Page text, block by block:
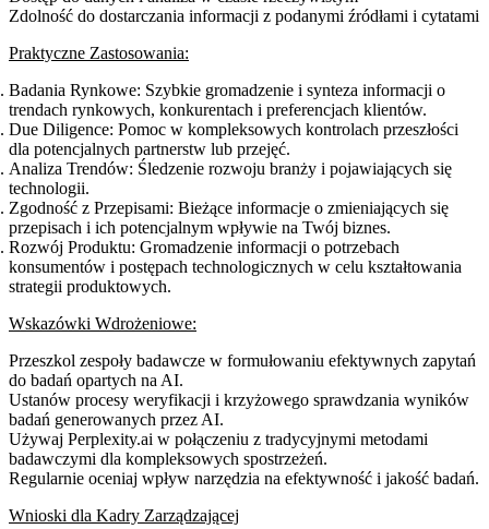
Zdolność do dostarczania informacji z podanymi źródłami i cytatami
Praktyczne Zastosowania:
Badania Rynkowe: Szybkie gromadzenie i synteza informacji o
trendach rynkowych, konkurentach i preferencjach klientów.
Due Diligence: Pomoc w kompleksowych kontrolach przeszłości
dla potencjalnych partnerstw lub przejęć.
Analiza Trendów: Śledzenie rozwoju branży i pojawiających się
technologii.
Zgodność z Przepisami: Bieżące informacje o zmieniających się
przepisach i ich potencjalnym wpływie na Twój biznes.
Rozwój Produktu: Gromadzenie informacji o potrzebach
konsumentów i postępach technologicznych w celu kształtowania
strategii produktowych.
Wskazówki Wdrożeniowe:
Przeszkol zespoły badawcze w formułowaniu efektywnych zapytań
do badań opartych na AI.
Ustanów procesy weryfikacji i krzyżowego sprawdzania wyników
badań generowanych przez AI.
Używaj Perplexity.ai w połączeniu z tradycyjnymi metodami
badawczymi dla kompleksowych spostrzeżeń.
Regularnie oceniaj wpływ narzędzia na efektywność i jakość badań.
Wnioski dla Kadry Zarządzającej